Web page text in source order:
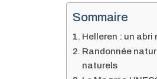
Sommaire
Helleren : un
Randonnée
naturels